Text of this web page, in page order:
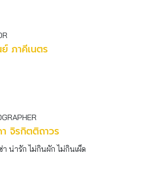
ภาคีเนตร
จิรกิตติถาวร
า น่ารัก ไม่กินผัก ไม่กินเผ็ด